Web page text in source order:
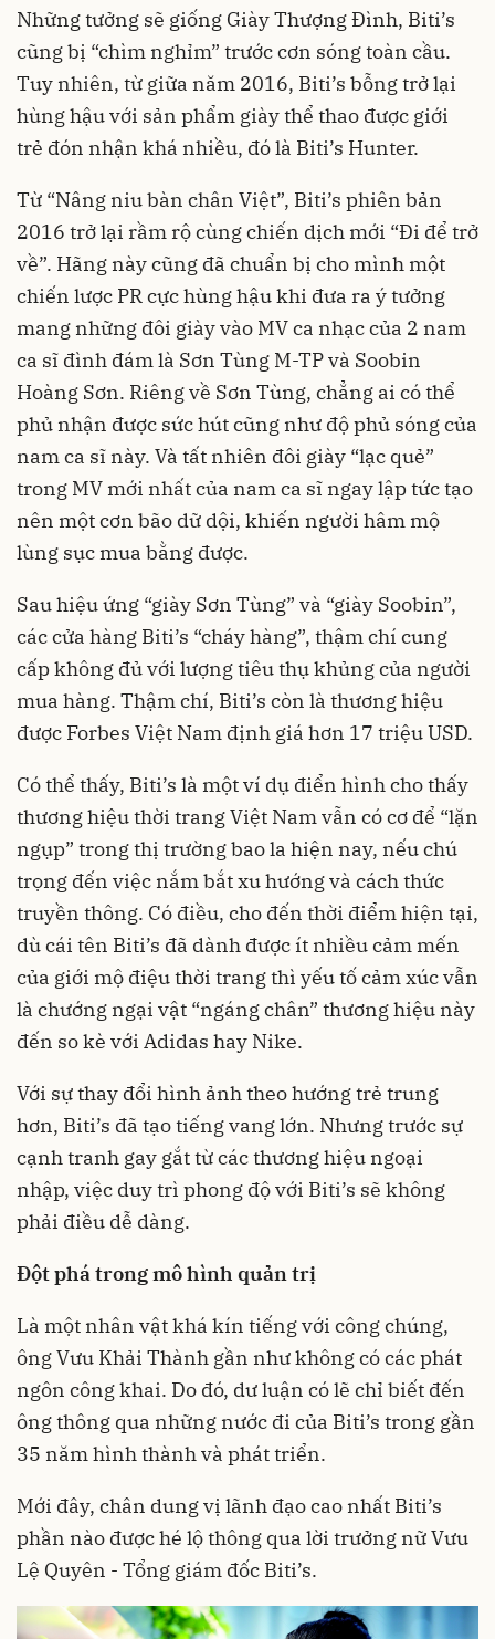
Những tưởng sẽ giống Giày Thượng Đình, Biti’s
cũng bị “chìm nghỉm” trước cơn sóng toàn cầu.
Tuy nhiên, từ giữa năm 2016, Biti’s bỗng trở lại
hùng hậu với sản phẩm giày thể thao được giới
trẻ đón nhận khá nhiều, đó là Biti’s Hunter.
Từ “Nâng niu bàn chân Việt”, Biti’s phiên bản
2016 trở lại rầm rộ cùng chiến dịch mới “Đi để trở
về”. Hãng này cũng đã chuẩn bị cho mình một
chiến lược PR cực hùng hậu khi đưa ra ý tưởng
mang những đôi giày vào MV ca nhạc của 2 nam
ca sĩ đình đám là Sơn Tùng M-TP và Soobin
Hoàng Sơn. Riêng về Sơn Tùng, chẳng ai có thể
phủ nhận được sức hút cũng như độ phủ sóng của
nam ca sĩ này. Và tất nhiên đôi giày “lạc quẻ”
trong MV mới nhất của nam ca sĩ ngay lập tức tạo
nên một cơn bão dữ dội, khiến người hâm mộ
lùng sục mua bằng được.
Sau hiệu ứng “giày Sơn Tùng” và “giày Soobin”,
các cửa hàng Biti’s “cháy hàng”, thậm chí cung
cấp không đủ với lượng tiêu thụ khủng của người
mua hàng. Thậm chí, Biti’s còn là thương hiệu
được Forbes Việt Nam định giá hơn 17 triệu USD.
Có thể thấy, Biti’s là một ví dụ điển hình cho thấy
thương hiệu thời trang Việt Nam vẫn có cơ để “lặn
ngụp” trong thị trường bao la hiện nay, nếu chú
trọng đến việc nắm bắt xu hướng và cách thức
truyền thông. Có điều, cho đến thời điểm hiện tại,
dù cái tên Biti’s đã dành được ít nhiều cảm mến
của giới mộ điệu thời trang thì yếu tố cảm xúc vẫn
là chướng ngại vật “ngáng chân” thương hiệu này
đến so kè với Adidas hay Nike.
Với sự thay đổi hình ảnh theo hướng trẻ trung
hơn, Biti’s đã tạo tiếng vang lớn. Nhưng trước sự
cạnh tranh gay gắt từ các thương hiệu ngoại
nhập, việc duy trì phong độ với Biti’s sẽ không
phải điều dễ dàng.
Đột phá trong mô hình quản trị
Là một nhân vật khá kín tiếng với công chúng,
ông Vưu Khải Thành gần như không có các phát
ngôn công khai. Do đó, dư luận có lẽ chỉ biết đến
ông thông qua những nước đi của Biti’s trong gần
35 năm hình thành và phát triển.
Mới đây, chân dung vị lãnh đạo cao nhất Biti’s
phần nào được hé lộ thông qua lời trưởng nữ Vưu
Lệ Quyên - Tổng giám đốc Biti’s.